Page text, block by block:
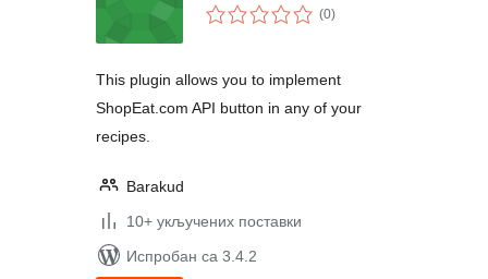
(0укупних
оцена
)
This plugin allows you to implement
ShopEat.com API button in any of your
recipes.
Barakud
10+ укључених поставки
Испробан са 3.4.2